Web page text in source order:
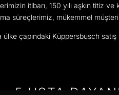
itibarı, 150 yılı aşkın titiz
süreçlerimiz, mükemmel müşteri
ülke çapındaki Küppersbusch